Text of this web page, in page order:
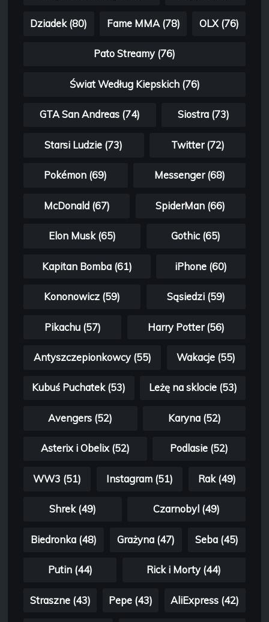
Dziadek (80) Fame MMA (78) OLX (76)
Pato Streamy (76)
Świat Według Kiepskich (76)
GTA San Andreas (74) Siostra (73)
Starsi Ludzie (73) Twitter (72)
Pokémon (69) Messenger (68)
McDonald (67) SpiderMan (66)
Elon Musk (65) Gothic (65)
Kapitan Bomba (61) iPhone (60)
Kononowicz (59) Sąsiedzi (59)
Pikachu (57) Harry Potter (56)
Antyszczepionkowcy (55) Wakacje (55)
Kubuś Puchatek (53) Leżę na sklocie (53)
Avengers (52) Karyna (52)
Asterix i Obelix (52) Podlasie (52)
WW3 (51) Instagram (51) Rak (49)
Shrek (49) Czarnobyl (49)
Biedronka (48) Grażyna (47) Seba (45)
Putin (44) Rick i Morty (44)
Straszne (43) Pepe (43) AliExpress (42)